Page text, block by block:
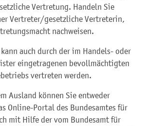
Vertretung. Handeln Sie
Vertreter/gesetzliche Vertreterin,
nachweisen.
auch durch der im Handels- oder
eingetragenen bevollmächtigten
vertreten werden.
Ausland können Sie entweder
Online-Portal des Bundesamtes für
mit Hilfe der vom Bundesamt für